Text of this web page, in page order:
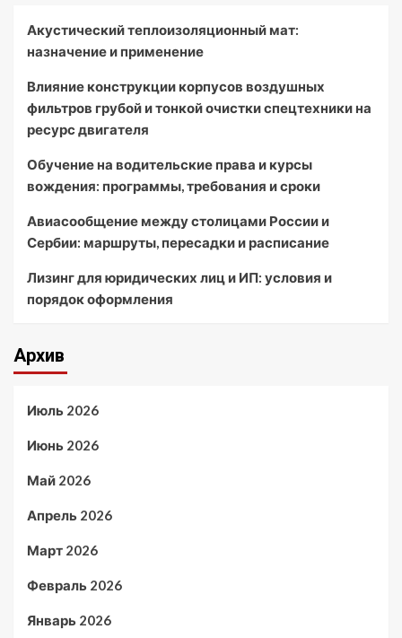
Акустический теплоизоляционный мат:
назначение и применение
Влияние конструкции корпусов воздушных
фильтров грубой и тонкой очистки спецтехники на
ресурс двигателя
Обучение на водительские права и курсы
вождения: программы, требования и сроки
Авиасообщение между столицами России и
Сербии: маршруты, пересадки и расписание
Лизинг для юридических лиц и ИП: условия и
порядок оформления
Архив
Июль 2026
Июнь 2026
Май 2026
Апрель 2026
Март 2026
Февраль 2026
Январь 2026